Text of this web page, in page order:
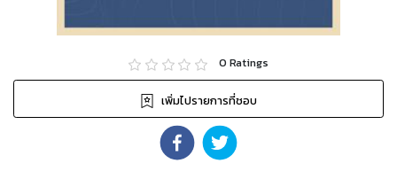
0 Ratings
เพิ่มไปรายการที่ชอบ